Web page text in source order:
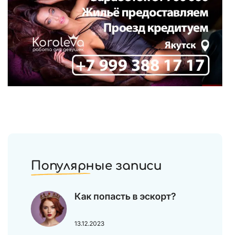
Популярные записи
Как попасть в эскорт?
13.12.2023